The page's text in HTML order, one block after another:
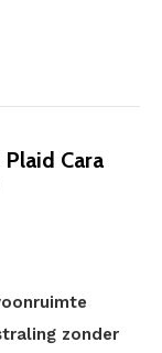
Cara
zonder